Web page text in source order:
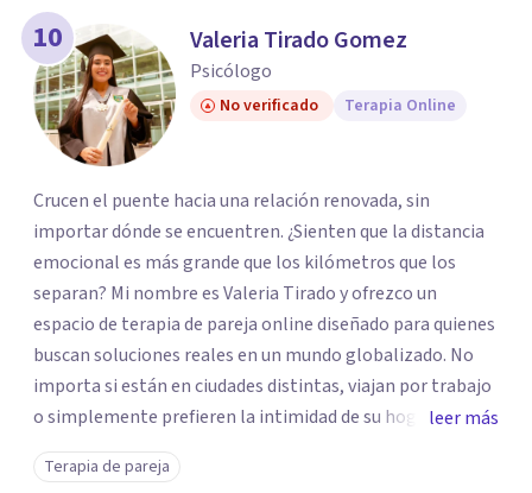
10 Valeria Tirado Gomez
Psicólogo
No verificado Terapia Online
Crucen el puente hacia una relación renovada, sin
importar dónde se encuentren. ¿Sienten que la distancia
emocional es más grande que los kilómetros que los
separan? Mi nombre es Valeria Tirado y ofrezco un
espacio de terapia de pareja online diseñado para quienes
buscan soluciones reales en un mundo globalizado. No
importa si están en ciudades distintas, viajan por trabajo
o simplemente prefieren la intimidad de su hogar; mi
consulta digital elimina las fronteras para que el amor
vuelva a ser el protagonista. Mi misión es ayudarlos a
leer más
Terapia de pareja